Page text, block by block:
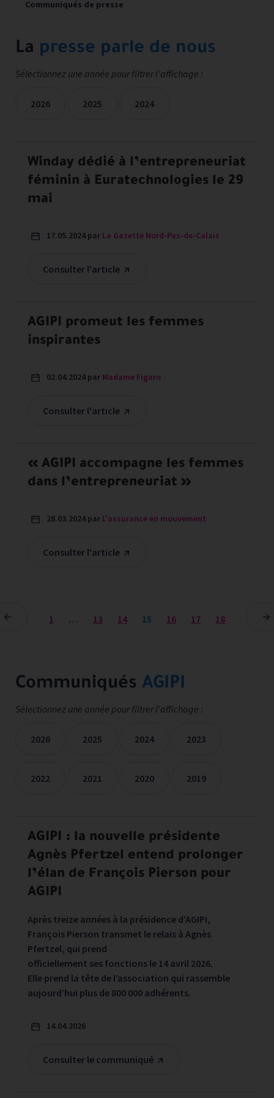
Communiqués de presse
La presse parle de nous
Sélectionnez une année pour filtrer l'affichage :
2026 2025 2024
Winday dédié à l’entrepreneuriat
féminin à Euratechnologies le 29
mai
Consulter l'article
17.05.2024 par La Gazette Nord-Pas-de-Calais
AGIPI promeut les femmes
inspirantes
Consulter l'article
02.04.2024 par Madame Figaro
« AGIPI accompagne les femmes
dans l’entrepreneuriat »
Consulter l'article
28.03.2024 par L'assurance en mouvement
1 … 13 14 15 16 17 18
Communiqués AGIPI
Sélectionnez une année pour filtrer l'affichage :
2026 2025 2024 2023
2022 2021 2020 2019
AGIPI : la nouvelle présidente
Agnès Pfertzel entend prolonger
l’élan de François Pierson pour
AGIPI
Après treize années à la présidence d’AGIPI,
François Pierson transmet le relais à Agnès
Pfertzel, qui prend
officiellement ses fonctions le 14 avril 2026.
Elle prend la tête de l’association qui rassemble
aujourd’hui plus de 800 000 adhérents.
Consulter le communiqué
14.04.2026